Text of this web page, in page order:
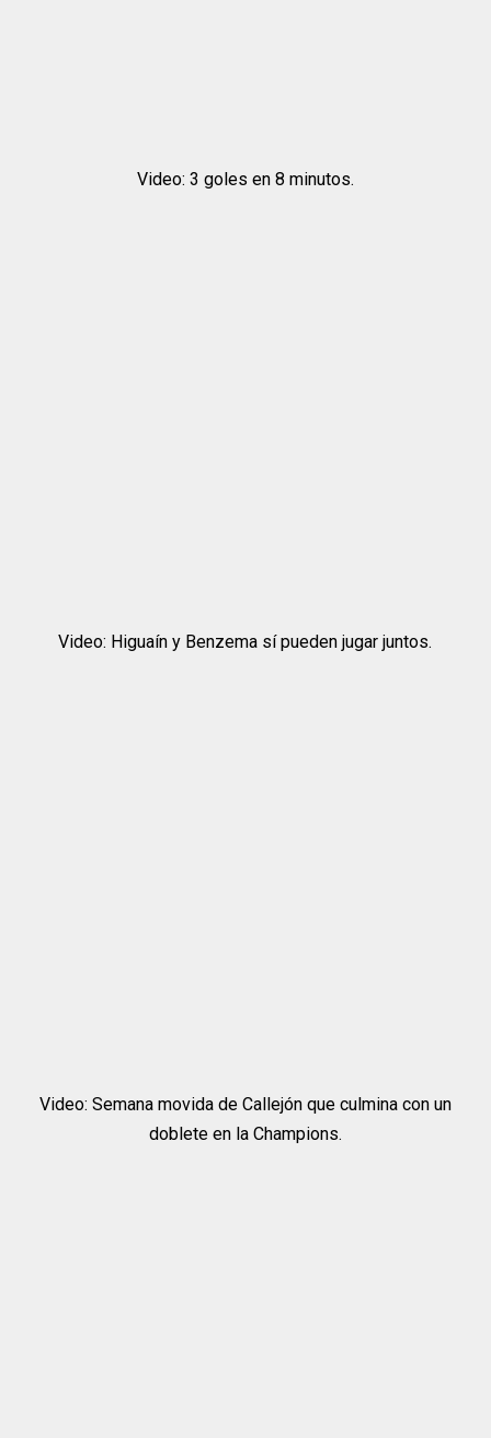
Video: 3 goles en 8 minutos.
Video: Higuaín y Benzema sí pueden jugar juntos.
Video: Semana movida de Callejón que culmina con un
doblete en la Champions.